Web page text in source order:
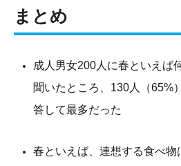
まとめ
成人男女200人に春といえば
聞いたところ、130人（65%
答して最多だった
春といえば、連想する食べ